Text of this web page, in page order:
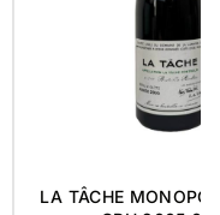
LA TÂCHE